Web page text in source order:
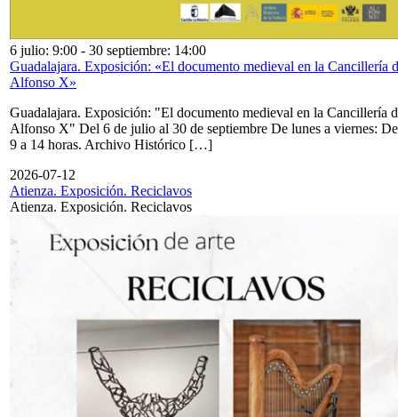
6 julio: 9:00 - 30 septiembre: 14:00
Guadalajara. Exposición: «El documento medieval en la Cancillería
Alfonso X»
Guadalajara. Exposición: "El documento medieval en la Cancillería
Alfonso X" Del 6 de julio al 30 de septiembre De lunes a viernes: De
9 a 14 horas. Archivo Histórico […]
2026-07-12
Atienza. Exposición. Reciclavos
Atienza. Exposición. Reciclavos